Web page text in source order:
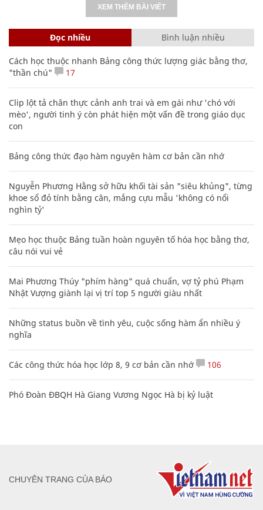
XEM THÊM BÀI VIẾT
Đọc nhiều Bình luận nhiều
Cách học thuộc nhanh Bảng công thức lượng giác bằng thơ,
"thần chú"
17
Clip lột tả chân thực cảnh anh trai và em gái như 'chó với
mèo', người tinh ý còn phát hiện một vấn đề trong giáo dục
con
Bảng công thức đạo hàm nguyên hàm cơ bản cần nhớ
Nguyễn Phương Hằng sở hữu khối tài sản "siêu khủng", từng
khoe sổ đỏ tính bằng cân, mắng cựu mẫu 'không có nổi
nghìn tỷ'
Mẹo học thuộc Bảng tuần hoàn nguyên tố hóa học bằng thơ,
câu nói vui vẻ
Mai Phương Thúy "phím hàng" quá chuẩn, vợ tỷ phú Phạm
Nhật Vượng giành lại vị trí top 5 người giàu nhất
Những status buồn về tình yêu, cuộc sống hàm ẩn nhiều ý
nghĩa
Các công thức hóa học lớp 8, 9 cơ bản cần nhớ 106
Phó Đoàn ĐBQH Hà Giang Vương Ngọc Hà bị kỷ luật
CHUYÊN TRANG CỦA BÁO